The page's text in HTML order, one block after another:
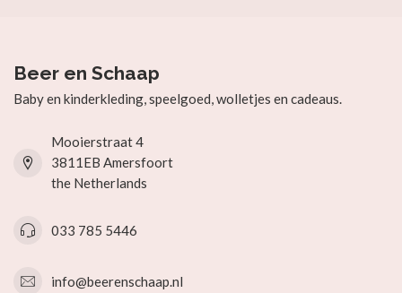
Beer en Schaap
Baby en kinderkleding, speelgoed, wolletjes en cadeaus.
Mooierstraat 4
3811EB Amersfoort
the Netherlands
033 785 5446
info@beerenschaap.nl